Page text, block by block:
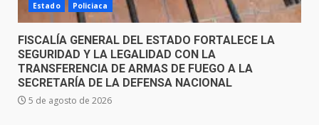
Estado Policiaca
FISCALÍA GENERAL DEL ESTADO FORTALECE LA
SEGURIDAD Y LA LEGALIDAD CON LA
TRANSFERENCIA DE ARMAS DE FUEGO A LA
SECRETARÍA DE LA DEFENSA NACIONAL
5 de agosto de 2026